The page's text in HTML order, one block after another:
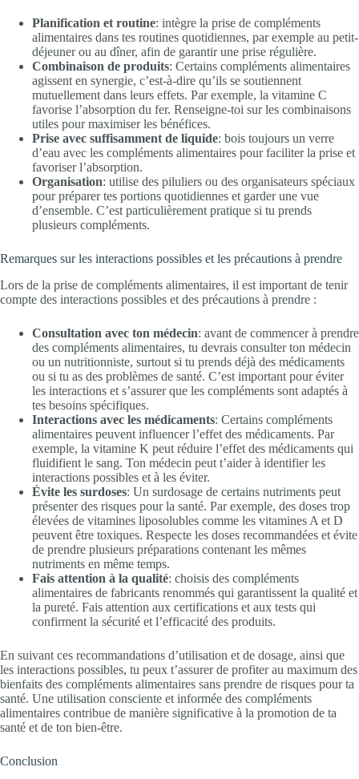
Planification et routine: intègre la prise de compléments
alimentaires dans tes routines quotidiennes, par exemple au petit-
déjeuner ou au dîner, afin de garantir une prise régulière.
Combinaison de produits: Certains compléments alimentaires
agissent en synergie, c’est-à-dire qu’ils se soutiennent
mutuellement dans leurs effets. Par exemple, la vitamine C
favorise l’absorption du fer. Renseigne-toi sur les combinaisons
utiles pour maximiser les bénéfices.
Prise avec suffisamment de liquide: bois toujours un verre
d’eau avec les compléments alimentaires pour faciliter la prise et
favoriser l’absorption.
Organisation: utilise des piluliers ou des organisateurs spéciaux
pour préparer tes portions quotidiennes et garder une vue
d’ensemble. C’est particulièrement pratique si tu prends
plusieurs compléments.
Remarques sur les interactions possibles et les précautions à prendre
Lors de la prise de compléments alimentaires, il est important de tenir
compte des interactions possibles et des précautions à prendre :
Consultation avec ton médecin: avant de commencer à prendre
des compléments alimentaires, tu devrais consulter ton médecin
ou un nutritionniste, surtout si tu prends déjà des médicaments
ou si tu as des problèmes de santé. C’est important pour éviter
les interactions et s’assurer que les compléments sont adaptés à
tes besoins spécifiques.
Interactions avec les médicaments: Certains compléments
alimentaires peuvent influencer l’effet des médicaments. Par
exemple, la vitamine K peut réduire l’effet des médicaments qui
fluidifient le sang. Ton médecin peut t’aider à identifier les
interactions possibles et à les éviter.
Évite les surdoses: Un surdosage de certains nutriments peut
présenter des risques pour la santé. Par exemple, des doses trop
élevées de vitamines liposolubles comme les vitamines A et D
peuvent être toxiques. Respecte les doses recommandées et évite
de prendre plusieurs préparations contenant les mêmes
nutriments en même temps.
Fais attention à la qualité: choisis des compléments
alimentaires de fabricants renommés qui garantissent la qualité et
la pureté. Fais attention aux certifications et aux tests qui
confirment la sécurité et l’efficacité des produits.
En suivant ces recommandations d’utilisation et de dosage, ainsi que
les interactions possibles, tu peux t’assurer de profiter au maximum des
bienfaits des compléments alimentaires sans prendre de risques pour ta
santé. Une utilisation consciente et informée des compléments
alimentaires contribue de manière significative à la promotion de ta
santé et de ton bien-être.
Conclusion